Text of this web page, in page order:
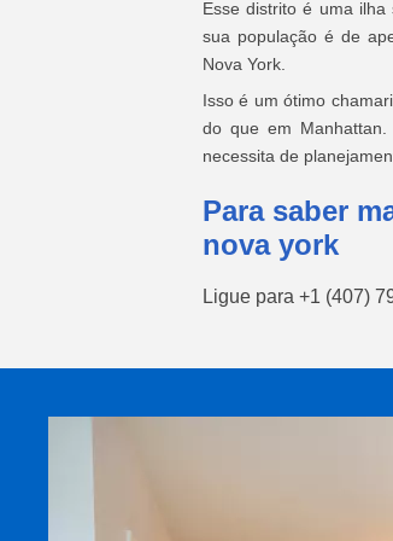
Esse distrito é uma
sua população é de
Nova York.
Isso é um ótimo
do que em
necessita de
Para saber
nova york
Ligue para +1 (407)